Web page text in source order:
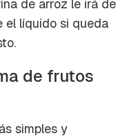
de arroz le irá de
el líquido si queda
de frutos
simples y